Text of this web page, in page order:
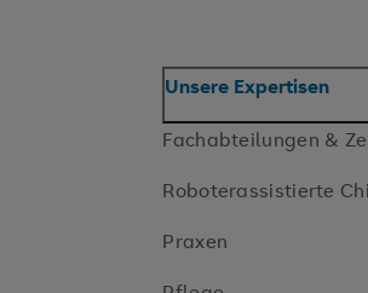
Unsere Expertisen
Fachabteilungen &
Roboterassistierte
Praxen